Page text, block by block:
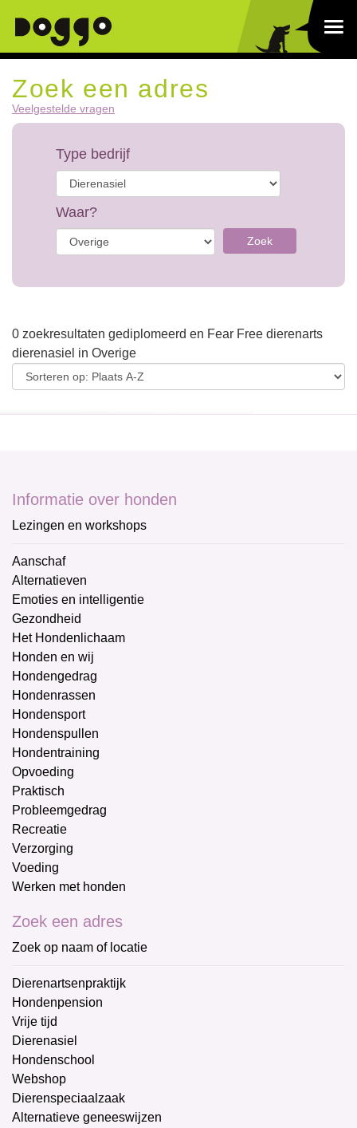
Zoek een adres
Veelgestelde vragen
Type bedrijf
Waar?
Zoek
0 zoekresultaten gediplomeerd en Fear Free dierenarts
dierenasiel in Overige
Informatie over honden
Lezingen en workshops
Aanschaf
Alternatieven
Emoties en intelligentie
Gezondheid
Het Hondenlichaam
Honden en wij
Hondengedrag
Hondenrassen
Hondensport
Hondenspullen
Hondentraining
Opvoeding
Praktisch
Probleemgedrag
Recreatie
Verzorging
Voeding
Werken met honden
Zoek een adres
Zoek op naam of locatie
Dierenartsenpraktijk
Hondenpension
Vrije tijd
Dierenasiel
Hondenschool
Webshop
Dierenspeciaalzaak
Alternatieve geneeswijzen